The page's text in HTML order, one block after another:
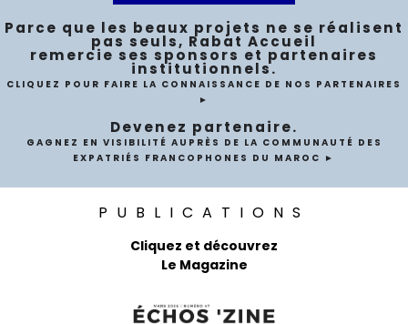
Parce que les beaux projets ne se réalisent
pas seuls, Rabat Accueil
remercie ses sponsors et partenaires
institutionnels.
CLIQUEZ POUR FAIRE LA CONNAISSANCE DE NOS PARTENAIRES
►
Devenez partenaire.
GAGNEZ EN VISIBILITÉ AUPRÈS DE LA COMMUNAUTÉ DES
EXPATRIÉS FRANCOPHONES DU MAROC ►
PUBLICATIONS
Cliquez et découvrez
Le Magazine